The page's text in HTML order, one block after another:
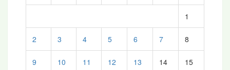
1
2 3 4 5 6 7 8
9 10 11 12 13 14 15